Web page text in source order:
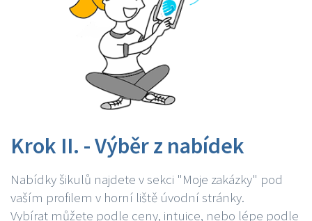
Krok II. - Výběr z nabídek
Nabídky šikulů najdete v sekci "Moje zakázky" pod
vaším profilem v horní liště úvodní stránky.
Vybírat můžete podle ceny, intuice, nebo lépe podle